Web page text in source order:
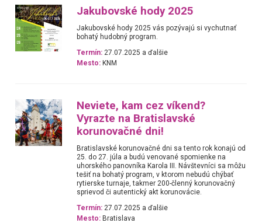
Jakubovské hody 2025
Jakubovské hody 2025 vás pozývajú si vychutnať
bohatý hudobný program.
Termín: 27.07.2025 a ďalšie
Mesto: KNM
Neviete, kam cez víkend?
Vyrazte na Bratislavské
korunovačné dni!
Bratislavské korunovačné dni sa tento rok konajú od
25. do 27. júla a budú venované spomienke na
uhorského panovníka Karola III. Návštevníci sa môžu
tešiť na bohatý program, v ktorom nebudú chýbať
rytierske turnaje, takmer 200-členný korunovačný
sprievod či autentický akt korunovácie.
Termín: 27.07.2025 a ďalšie
Mesto: Bratislava